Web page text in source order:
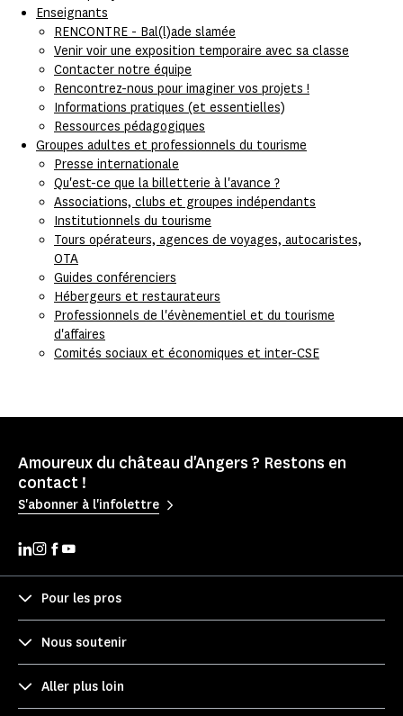
Enseignants
RENCONTRE - Bal(l)ade slamée
Venir voir une exposition temporaire avec sa classe
Contacter notre équipe
Rencontrez-nous pour imaginer vos projets !
Informations pratiques (et essentielles)
Ressources pédagogiques
Groupes adultes et professionnels du tourisme
Presse internationale
Qu'est-ce que la billetterie à l'avance ?
Associations, clubs et groupes indépendants
Institutionnels du tourisme
Tours opérateurs, agences de voyages, autocaristes,
OTA
Guides conférenciers
Hébergeurs et restaurateurs
Professionnels de l'évènementiel et du tourisme
d'affaires
Comités sociaux et économiques et inter-CSE
Amoureux du château d'Angers ? Restons en
contact !
S'abonner à l'infolettre
Pour les pros
Nous soutenir
Aller plus loin